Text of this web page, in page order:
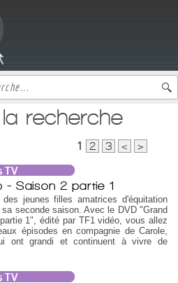
recherche
1 2 3 < >
- Saison 2 partie 1
des jeunes filles amatrices d'équitation
seconde saison. Avec le DVD "Grand
1", édité par TF1 vidéo, vous allez
épisodes en compagnie de Carole,
ont grandi et continuent à vivre de